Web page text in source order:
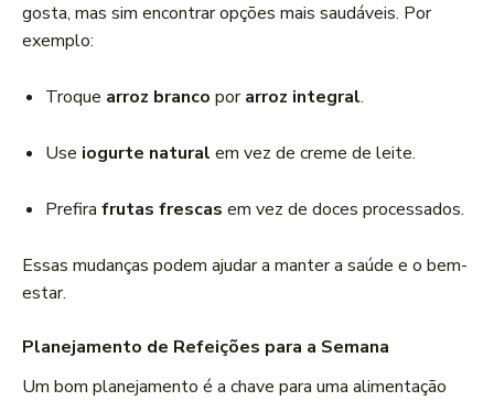
gosta, mas sim encontrar opções mais saudáveis. Por
exemplo:
Troque arroz branco porarroz integral.
Use iogurte natural em vez de creme de leite.
Prefira frutas frescas em vez de doces processados.
Essas mudanças podem ajudar a manter a saúde e o bem-
estar.
Planejamento de Refeições para a Semana
Um bom planejamento é a chave para uma alimentação